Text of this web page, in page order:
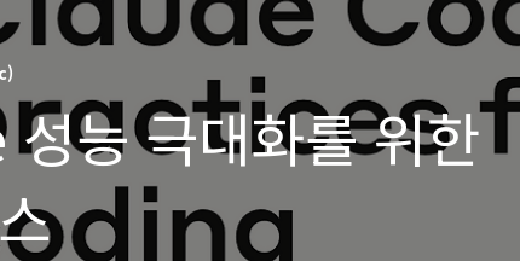
능 극대화를 위한